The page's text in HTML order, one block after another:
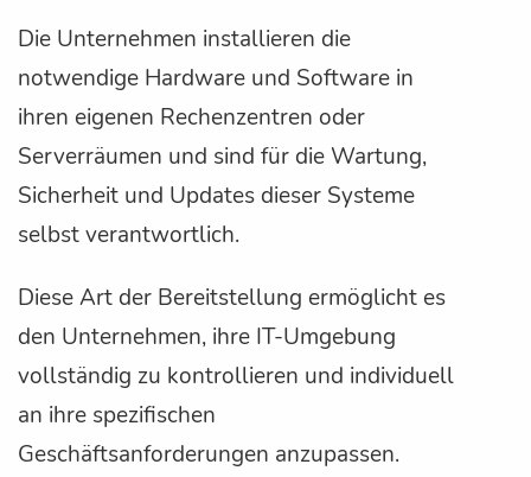
Die Unternehmen installieren die
notwendige Hardware und Software in
ihren eigenen Rechenzentren oder
Serverräumen und sind für die Wartung,
Sicherheit und Updates dieser Systeme
selbst verantwortlich.
Diese Art der Bereitstellung ermöglicht es
den Unternehmen, ihre IT-Umgebung
vollständig zu kontrollieren und individuell
an ihre spezifischen
Geschäftsanforderungen anzupassen.